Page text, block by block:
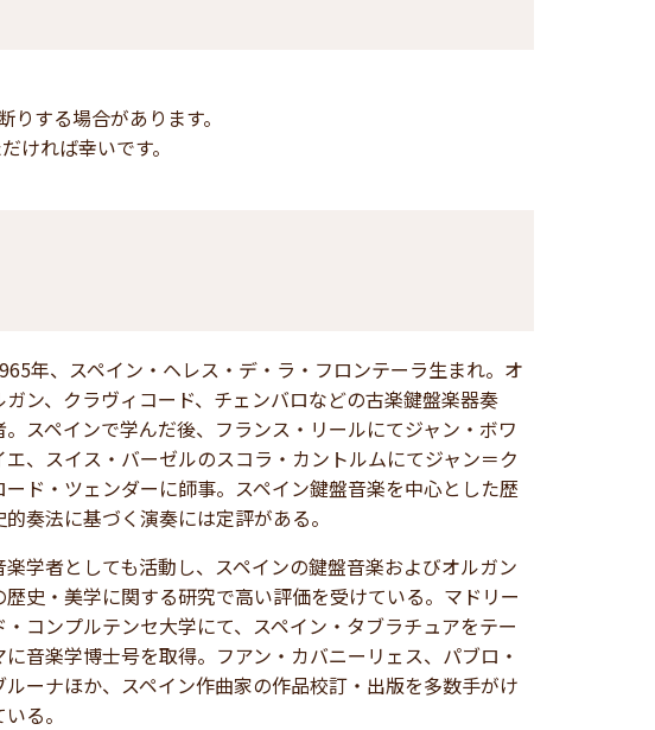
する場合があります。
ければ幸いです。
年、スペイン・ヘレス・デ・ラ・フロンテーラ生まれ。オ
ガン、クラヴィコード、チェンバロなどの古楽鍵盤楽器奏
。スペインで学んだ後、フランス・リールにてジャン・ボワ
エ、スイス・バーゼルのスコラ・カントルムにてジャン＝ク
ード・ツェンダーに師事。スペイン鍵盤音楽を中心とした歴
的奏法に基づく演奏には定評がある。
楽学者としても活動し、スペインの鍵盤音楽およびオルガン
歴史・美学に関する研究で高い評価を受けている。マドリー
・コンプルテンセ大学にて、スペイン・タブラチュアをテー
に音楽学博士号を取得。フアン・カバニーリェス、パブロ・
ルーナほか、スペイン作曲家の作品校訂・出版を多数手がけ
いる。